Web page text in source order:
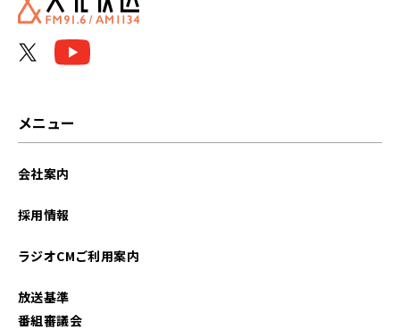
メニュー
会社案内
採用情報
ラジオCMご利用案内
放送基準
番組審議会